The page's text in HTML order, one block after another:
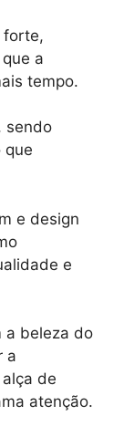
forte,
a
tempo.
sendo
que
e design
e
a beleza do
a
de
atenção.